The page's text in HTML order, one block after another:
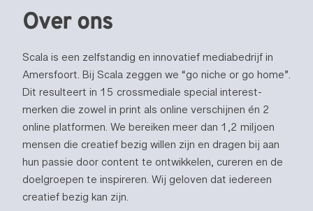
Over ons
Scala is een zelfstandig en innovatief mediabedrijf in
Amersfoort. Bij Scala zeggen we “go niche or go home”.
Dit resulteert in 15 crossmediale special interest-
merken die zowel in print als online verschijnen én 2
online platformen. We bereiken meer dan 1,2 miljoen
mensen die creatief bezig willen zijn en dragen bij aan
hun passie door content te ontwikkelen, cureren en de
doelgroepen te inspireren. Wij geloven dat iedereen
creatief bezig kan zijn.